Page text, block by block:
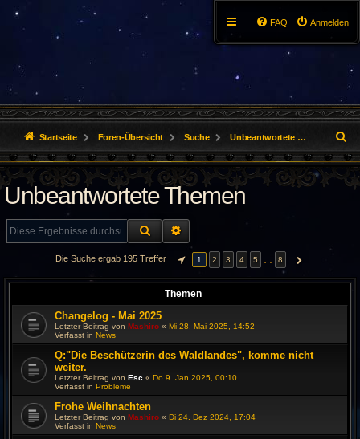
Anmelden
FAQ
Startseite Foren-Übersicht Suche Unbeantwortete Themen
u
c
Unbeantwortete Themen
SUCHE
Die Suche ergab 195 Treffer SEITE VON
1 2 3 4 5 8 NÄCHSTE
Themen
Changelog - Mai 2025
Letzter Beitrag von Mashiro « Mi 28. Mai 2025, 14:52
Verfasst in News
Q:"Die Beschützerin des Waldlandes", komme nicht
weiter.
Letzter Beitrag von Esc « Do 9. Jan 2025, 00:10
Verfasst in Probleme
Frohe Weihnachten
Letzter Beitrag von Mashiro « Di 24. Dez 2024, 17:04
Verfasst in News